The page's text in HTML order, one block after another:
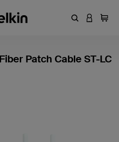
Entrez un
Patch Cable ST-LC